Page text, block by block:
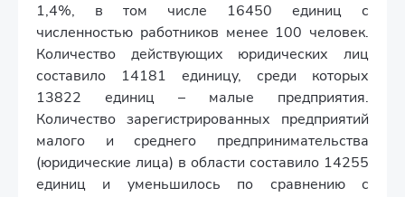
1,4%, в том числе 16450 единиц с
численностью работников менее 100 человек.
Количество действующих юридических лиц
составило 14181 единицу, среди которых
13822 единиц – малые предприятия.
Количество зарегистрированных предприятий
малого и среднего предпринимательства
(юридические лица) в области составило 14255
единиц и уменьшилось по сравнению с